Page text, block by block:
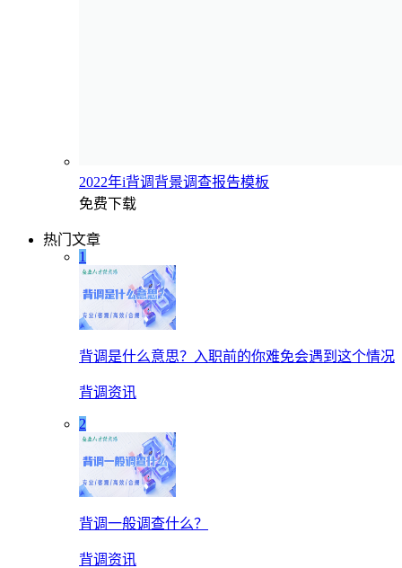
2022年i背调背景调查报告模板
免费下载
热门文章
1
背调是什么意思？入职前的你难免会遇到这个情况
背调资讯
2
背调一般调查什么？
背调资讯